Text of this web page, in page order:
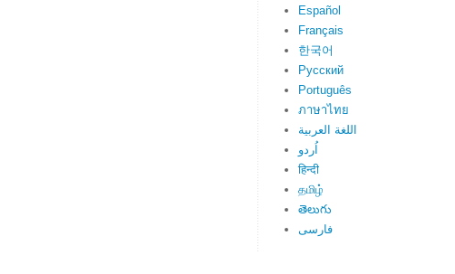
Español
Français
한국어
Русский
Português
ภาษาไทย
اللغة العربية
اُردو
हिन्दी
தமிழ்
తెలుగు
فارسی